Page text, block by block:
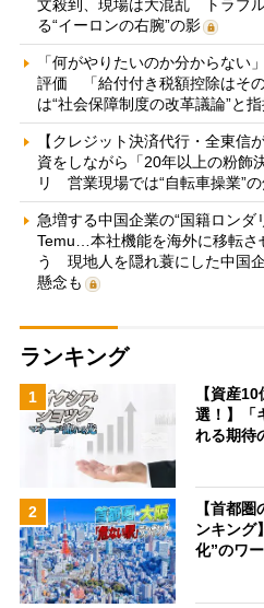
文殺到、現場は大混乱 トラブ
る“イーロンの右腕”の影
「何がやりたいのか分からない
評価 「給付付き税額控除はそ
は“社会保障制度の改革議論”と
【クレジット決済代行・全東信
資をしながら「20年以上の粉飾
リ 営業現場では“自転車操業”
急増する中国企業の“国籍ロンダ
Temu…本社機能を海外に移転さ
う 現地人を隠れ蓑にした中国
懸念も
ランキング
1
【資産
選！】「
れる期待
2
【首都
ンキング
化”のワ